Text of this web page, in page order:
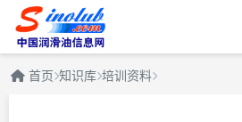
首页 知识库 培训资料